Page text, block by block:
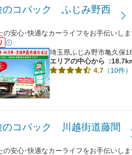
のコバック ふじみ野西
の安心･快適なカーライフをお手伝いし
埼玉県ふじみ野市亀久保
エリアの中心から
4.7 （10件）
のコバック 川越街道藤間
の安心･快適なカーライフをお手伝いし